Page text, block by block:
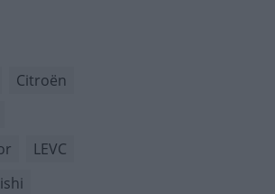
Citroën
LEVC